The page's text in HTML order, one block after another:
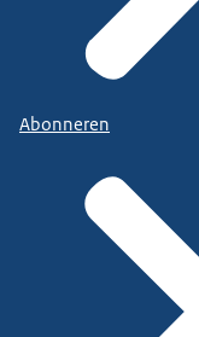
Abonneren